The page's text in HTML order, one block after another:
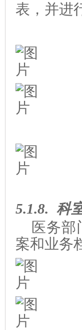
表，并进
5.1.8. 科
医务部
案和业务